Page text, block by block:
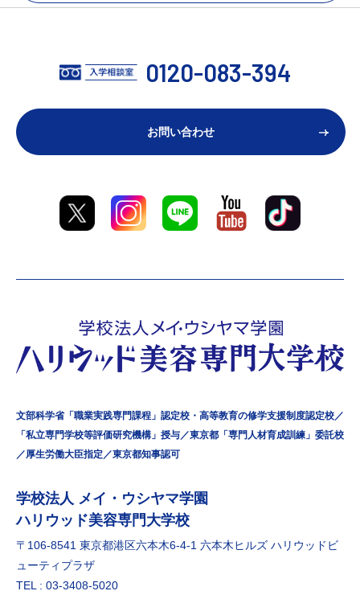
文部科学省「職業実践専門課程」認定校・高等教育の修学支援制度認定校／
「私立専門学校等評価研究機構」授与／東京都「専門人材育成訓練」委託校
／厚生労働大臣指定／東京都知事認可
学校法⼈ メイ・ウシヤマ学園
ハリウッド美容専門大学校
〒106-8541 東京都港区六本⽊6-4-1 六本⽊ヒルズ ハリウッドビ
ューティプラザ
TEL : 03-3408-5020
0120-083-394
お問い合わせ